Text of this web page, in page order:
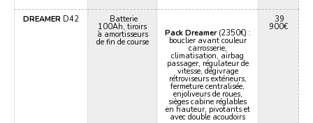
DREAMER D42 Batterie
100Ah, tiroirs
à amortisseurs
de fin de course
Pack Dreamer(2350€) :
bouclier avant couleur
carrosserie,
climatisation, airbag
passager, régulateur de
vitesse, dégivrage
rétroviseurs extérieurs,
fermeture centralisée,
enjoliveurs de roues,
sièges cabine réglables
en hauteur, pivotants et
avec double acoudoirs
39
900€